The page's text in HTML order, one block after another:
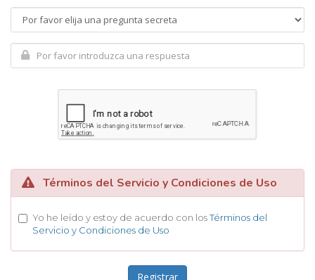
Términos del Servicio y Condiciones de Uso
Yo he leído y estoy de acuerdo con losTérminos del
Servicio y Condiciones de Uso